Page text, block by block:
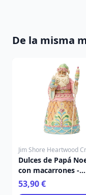
De la misma
Jim Shore Heartwood
Dulces de Papá
con macarrones -
Heartwood Creek
53,90 €